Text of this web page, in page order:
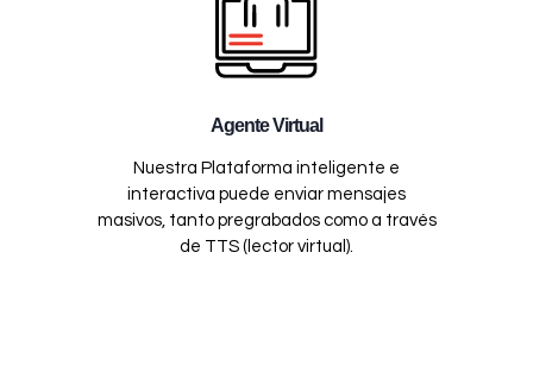
Agente Virtual
Nuestra Plataforma inteligente e
interactiva puede enviar mensajes
masivos, tanto pregrabados como a través
de TTS (lector virtual).